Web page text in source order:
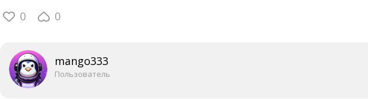
0 0
mango333
Пользователь